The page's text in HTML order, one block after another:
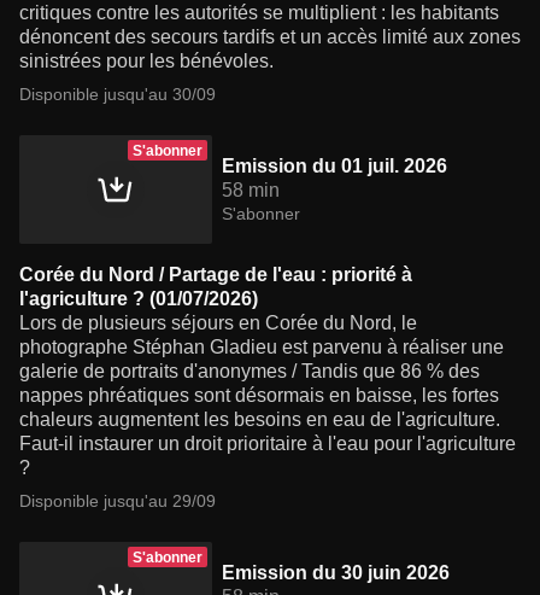
critiques contre les autorités se multiplient : les habitants
dénoncent des secours tardifs et un accès limité aux zones
sinistrées pour les bénévoles.
Disponible jusqu'au 30/09
S'abonner
Emission du 01 juil. 2026
58 min
S'abonner
Corée du Nord / Partage de l'eau : priorité à
l'agriculture ? (01/07/2026)
Lors de plusieurs séjours en Corée du Nord, le
photographe Stéphan Gladieu est parvenu à réaliser une
galerie de portraits d'anonymes / Tandis que 86 % des
nappes phréatiques sont désormais en baisse, les fortes
chaleurs augmentent les besoins en eau de l'agriculture.
Faut-il instaurer un droit prioritaire à l'eau pour l'agriculture
?
Disponible jusqu'au 29/09
S'abonner
Emission du 30 juin 2026